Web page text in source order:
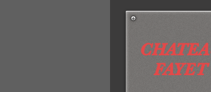
FAYET